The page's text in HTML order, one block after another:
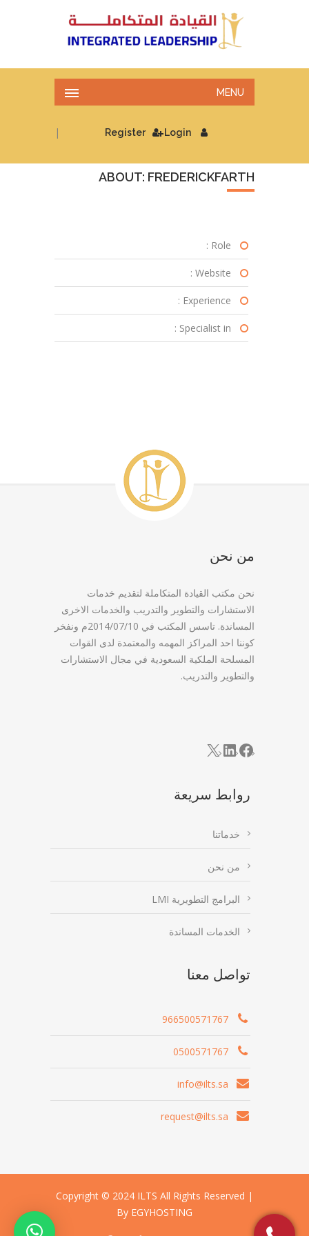
MENU
Login
| Register
ABOUT: FREDERICKFARTH
Role :
Website :
Experience :
Specialist in :
من نحن
نحن مكتب القيادة المتكاملة لتقديم خدمات
الاستشارات والتطوير والتدريب والخدمات الاخرى
المساندة. تاسس المكتب في 2014/07/10م ونفخر
كوننا احد المراكز المهمه والمعتمدة لدى القوات
المسلحة الملكية السعودية في مجال الاستشارات
والتطوير والتدريب.
Facebook
LinkedIn
X
روابط سريعة
خدماتنا
من نحن
البرامج التطويرية LMI
الخدمات المساندة
تواصل معنا
966500571767
0500571767
info@ilts.sa
request@ilts.sa
Copyright © 2024 ILTS All Rights Reserved |
By EGYHOSTING